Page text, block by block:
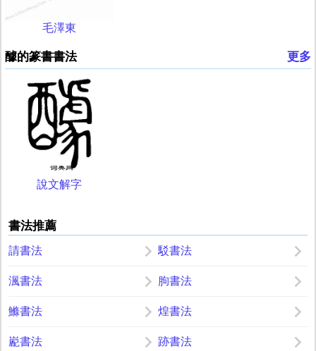
毛澤東
醵的篆書書法 更多
說文解字
書法推薦
請書法 駁書法
渢書法 朐書法
鰷書法 煌書法
嶏書法 跡書法